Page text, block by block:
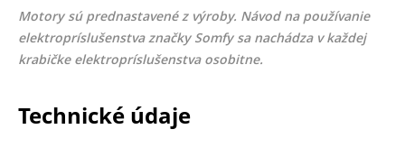
Motory sú prednastavené z výroby. Návod na používanie
elektropríslušenstva značky Somfy sa nachádza v každej
krabičke elektropríslušenstva osobitne.
Technické údaje